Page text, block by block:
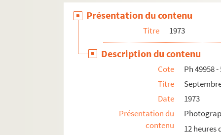
1981
Présentation du contenu
Titre 1973
Description du contenu
Cote
Ph 49958 -
Titre
Date
1973
Présentation du
contenu
12 heures